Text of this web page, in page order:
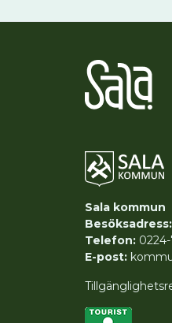
Sala kommun
Besöksadress:
Telefon:
E-post: